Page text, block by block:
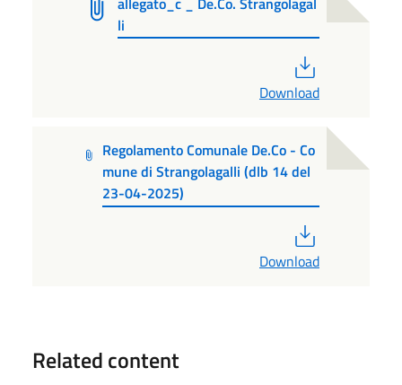
li
Download
Regolamento Comunale De.Co - Co
mune di Strangolagalli (dlb 14 del
23-04-2025)
Download
Related content